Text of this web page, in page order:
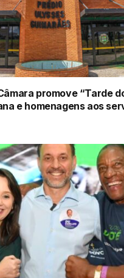
promove “Tarde
e homenagens aos